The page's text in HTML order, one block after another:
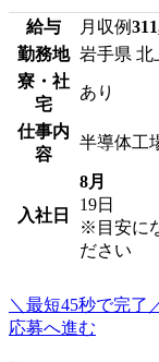
給与 月収例
勤務地 岩手県 北
寮・社
宅
あり
仕事内
容
半導体工
入社日
8月
19日
※目安に
ださい
＼最短45秒で完了
応募へ進む